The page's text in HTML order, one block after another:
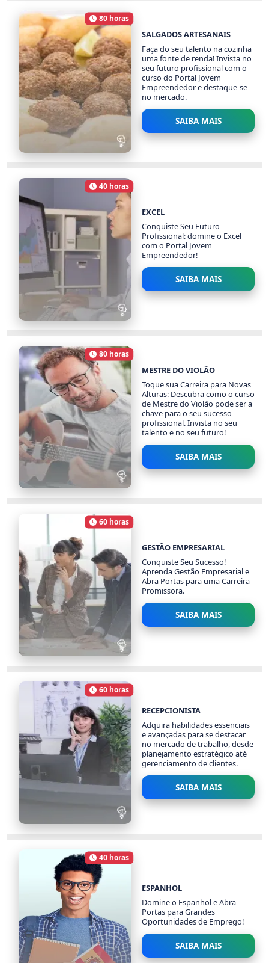
SALGADOS ARTESANAIS
1373 alunos
80 horas
Carga Horária
SALGADOS ARTESANAIS
Faça do seu talento na cozinha
uma fonte de renda! Invista no
seu futuro profissional com o
curso do Portal Jovem
Empreendedor e destaque-se
no mercado.
SAIBA MAIS
EXCEL
1159 alunos
40 horas
Carga Horária
EXCEL
Conquiste Seu Futuro
Profissional: domine o Excel
com o Portal Jovem
Empreendedor!
SAIBA MAIS
MESTRE DO VIOLÃO
1113 alunos
80 horas
Carga Horária
MESTRE DO VIOLÃO
Toque sua Carreira para Novas
Alturas: Descubra como o curso
de Mestre do Violão pode ser a
chave para o seu sucesso
profissional. Invista no seu
talento e no seu futuro!
SAIBA MAIS
GESTÃO EMPRESARIAL
1557 alunos
60 horas
Carga Horária
GESTÃO EMPRESARIAL
Conquiste Seu Sucesso!
Aprenda Gestão Empresarial e
Abra Portas para uma Carreira
Promissora.
SAIBA MAIS
RECEPCIONISTA
60 horas
Carga Horária
RECEPCIONISTA
Adquira habilidades essenciais
e avançadas para se destacar
no mercado de trabalho, desde
planejamento estratégico até
gerenciamento de clientes.
SAIBA MAIS
40 horas
Carga Horária
ESPANHOL
Domine o Espanhol e Abra
Portas para Grandes
Oportunidades de Emprego!
SAIBA MAIS